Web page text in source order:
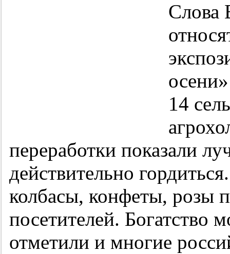
Слова
14
переработки показали
действительно
колбасы, конфеты, розы
посетителей. Богатство
отметили и многие